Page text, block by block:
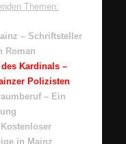
Themen:
– Schriftsteller
Roman
Kardinals –
Polizisten
– Ein
in Mainz